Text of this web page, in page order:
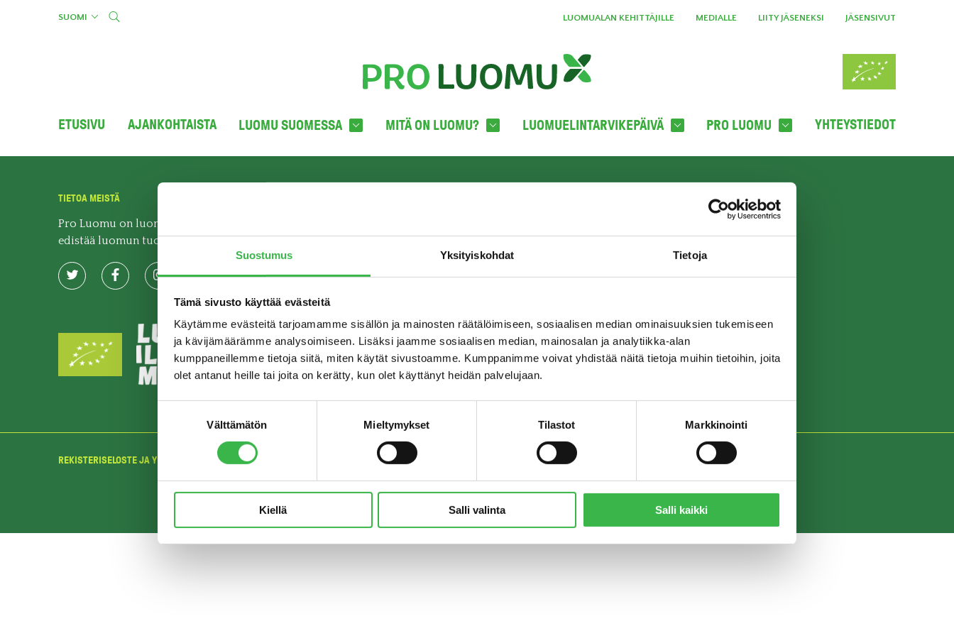
Suostumus Yksityiskohdat Tietoja
Tämä sivusto käyttää evästeitä
Käytämme evästeitä tarjoamamme sisällön ja mainosten räätälöimiseen, sosiaalisen median ominaisuuksien tukemiseen
ja kävijämäärämme analysoimiseen. Lisäksi jaamme sosiaalisen median, mainosalan ja analytiikka-alan
kumppaneillemme tietoja siitä, miten käytät sivustoamme. Kumppanimme voivat yhdistää näitä tietoja muihin tietoihin, joita
olet antanut heille tai joita on kerätty, kun olet käyttänyt heidän palvelujaan.
Välttämätön Mieltymykset Tilastot Markkinointi
Kiellä Salli valinta Salli kaikki
SUOMI LUOMUALAN KEHITTÄJILLE MEDIALLE LIITY JÄSENEKSI JÄSENSIVUT
ETUSIVU AJANKOHTAISTA LUOMU SUOMESSA MITÄ ON LUOMU? LUOMUELINTARVIKEPÄIVÄ PRO LUOMU YHTEYSTIEDOT
TIETOA MEISTÄ
Pro Luomu on luomualan yhteistyöorganisaatio, joka
edistää luomun tuotantoa ja kulutusta Suomessa.
c/o Boffice
Hämeentie 31 LH 821
00500 HELSINKI
TILAA UUTISKIRJE
REKISTERISELOSTE JA YKSITYISYYDENSUOJA © Pro Luomu ry 2018